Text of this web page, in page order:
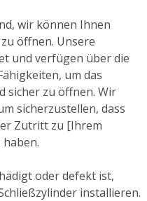
wir können Ihnen
öffnen. Unsere
und verfügen über die
um das
sicher zu öffnen. Wir
sicherzustellen, dass
Zutritt zu [Ihrem
oder defekt ist,
installieren.